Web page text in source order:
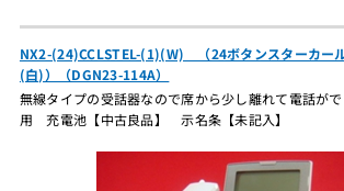
NX2-(24)CCLSTEL-(1)(W) （24ボタンスターカー
(白)）（DGN23-114A）
無線タイプの受話器なので席から少し離れて電話が
用 充電池【中古良品】 示名条【未記入】